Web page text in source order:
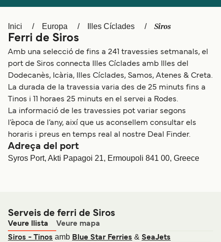
Україна
المغرب Maroc (FR)
Inici Europa Illes Cíclades Siros
Ferri de Siros
Amb una selecció de fins a 241 travessies setmanals, el
port de Siros connecta Illes Cíclades amb Illes del
Dodecanès, Icària, Illes Cíclades, Samos, Atenes & Creta.
La durada de la travessia varia des de 25 minuts fins a
Tinos i 11 horaes 25 minuts en el servei a Rodes.
La informació de les travessies pot variar segons
l’època de l’any, així que us aconsellem consultar els
horaris i preus en temps real al nostre Deal Finder.
Adreça del port
Syros Port, Akti Papagoi 21, Ermoupoli 841 00, Greece
Serveis de ferri de Siros
Veure llista
Veure mapa
Siros - Tinos amb Blue Star Ferries & SeaJets